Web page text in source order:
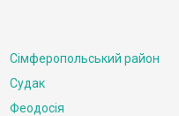
Сімферопольський район
Судак
Феодосія